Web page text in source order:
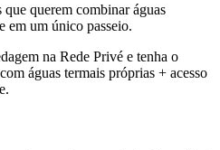
querem combinar águas
em um único passeio.
na Rede Privé e tenha o
águas termais próprias + acesso